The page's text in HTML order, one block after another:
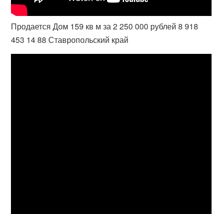
Продается Дом 159 кв м за 2 250 000 рублей 8 918
453 14 88 Ставропольский край